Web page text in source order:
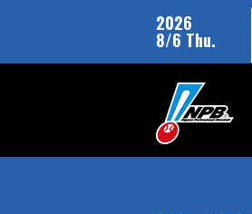
2026
8/6 Thu.